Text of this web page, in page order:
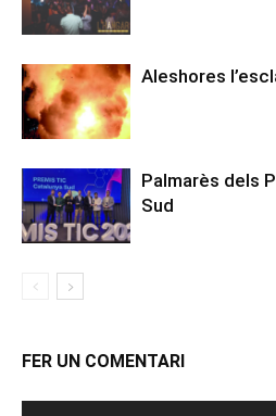
Aleshores
Palmarès dels
Sud
FER UN COMENTARI